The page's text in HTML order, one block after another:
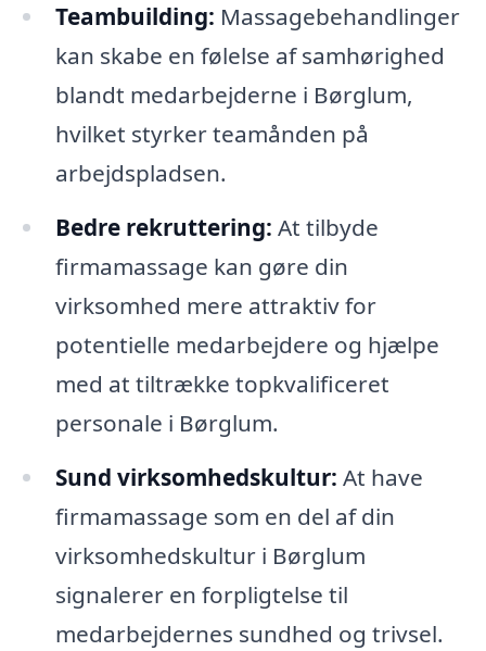
Teambuilding: Massagebehandlinger
kan skabe en følelse af samhørighed
blandt medarbejderne i Børglum,
hvilket styrker teamånden på
arbejdspladsen.
Bedre rekruttering: At tilbyde
firmamassage kan gøre din
virksomhed mere attraktiv for
potentielle medarbejdere og hjælpe
med at tiltrække topkvalificeret
personale i Børglum.
Sund virksomhedskultur: At have
firmamassage som en del af din
virksomhedskultur i Børglum
signalerer en forpligtelse til
medarbejdernes sundhed og trivsel.